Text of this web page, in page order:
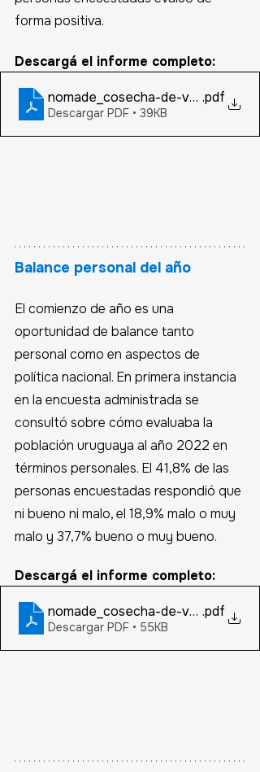
forma positiva.
Descargá el informe completo:
nomade_cosecha-de-verano-
.pdf
Descargar PDF • 39KB
Balance personal del año
El comienzo de año es una
oportunidad de balance tanto
personal como en aspectos de
política nacional. En primera instancia
en la encuesta administrada se
consultó sobre cómo evaluaba la
población uruguaya al año 2022 en
términos personales. El 41,8% de las
personas encuestadas respondió que
ni bueno ni malo, el 18,9% malo o muy
malo y 37,7% bueno o muy bueno.
Descargá el informe completo:
nomade_cosecha-de-verano-
.pdf
Descargar PDF • 55KB